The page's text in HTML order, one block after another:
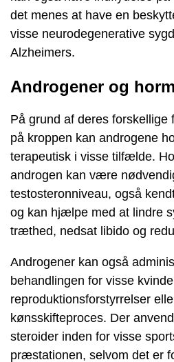
det menes at have en
visse neurodegenerative
Alzheimers.
Androgener og
På grund af deres forskellige
på kroppen kan androgene
terapeutisk i visse tilfælde.
androgen kan være
testosteronniveau, også
og kan hjælpe med at lindre
træthed, nedsat libido og
Androgener kan også
behandlingen for visse
reproduktionsforstyrrelser
kønsskifteproces. Der
steroider inden for visse
præstationen, selvom det er